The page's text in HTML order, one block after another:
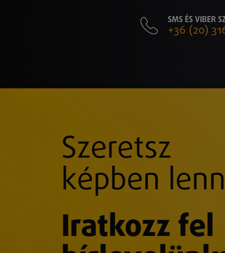
SMS ÉS VIBER
+36 (20)
Szeretsz
képben
Iratkozz fel